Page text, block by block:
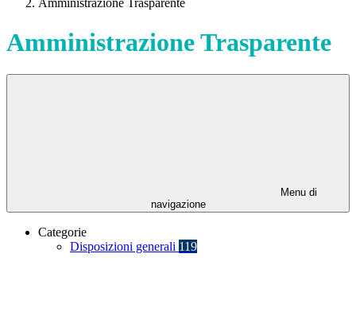
Amministrazione Trasparente
Amministrazione Trasparente
Menu di
navigazione
Categorie
Disposizioni generali 119